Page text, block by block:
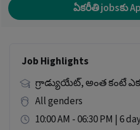
ఏకరీతి jobsకు
Job Highlights
గ్రాడ్యుయేట్, అంత కంటే
All genders
10:00 AM - 06:30 PM | 6